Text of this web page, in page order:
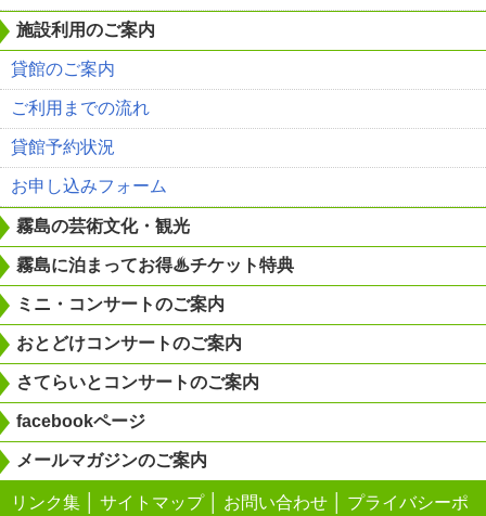
施設利用のご案内
貸館のご案内
ご利用までの流れ
貸館予約状況
お申し込みフォーム
霧島の芸術文化・観光
霧島に泊まってお得♨チケット特典
ミニ・コンサートのご案内
おとどけコンサートのご案内
さてらいとコンサートのご案内
facebookページ
メールマガジンのご案内
リンク集 サイトマップ│ お問い合わせ
プライバシーポ